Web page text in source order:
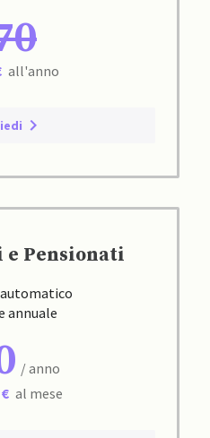
all'anno
e Pensionati
annuale
/ anno
al mese